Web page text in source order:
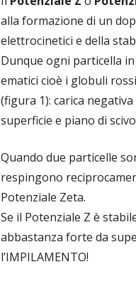
alla formazione di un
elettrocinetici e della
Dunque ogni particella
ematici cioè i globuli
(figura 1): carica
superficie e piano di
Quando due particelle
respingono
Potenziale Zeta.
Se il Potenziale Z è
abbastanza forte da
l’IMPILAMENTO!